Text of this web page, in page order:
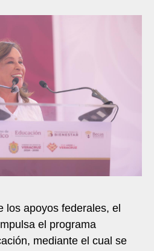
los apoyos federales, el
el programa
mediante el cual se